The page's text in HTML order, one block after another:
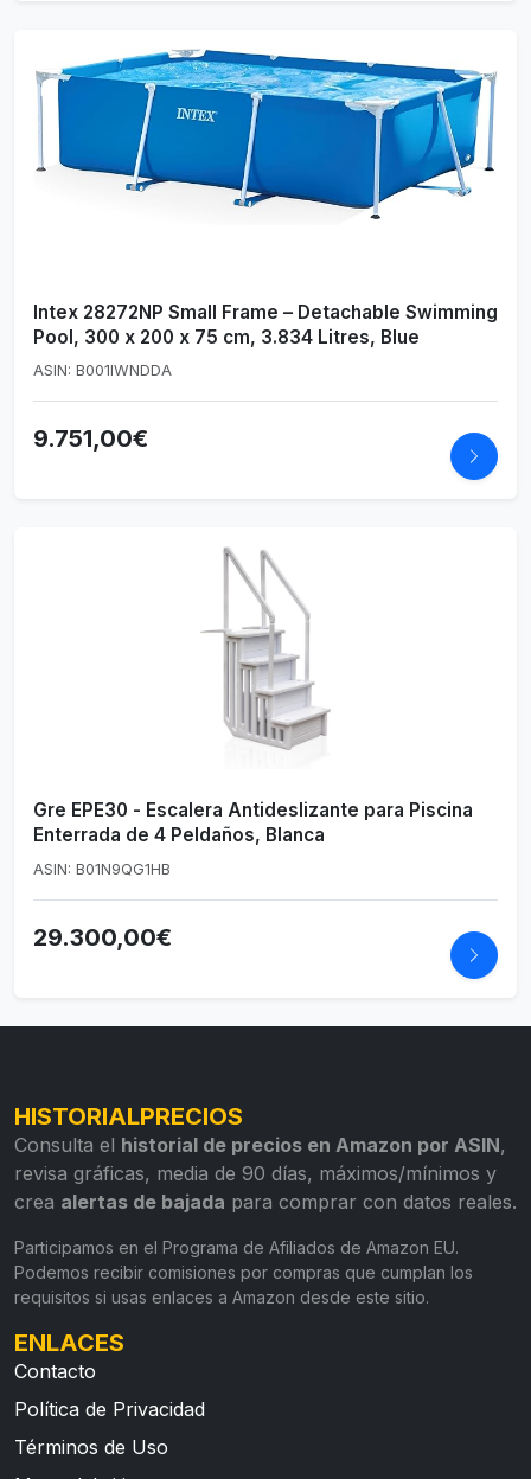
Intex 28272NP Small Frame – Detachable Swimming
Pool, 300 x 200 x 75 cm, 3.834 Litres, Blue
ASIN: B001IWNDDA
9.751,00€
Gre EPE30 - Escalera Antideslizante para Piscina
Enterrada de 4 Peldaños, Blanca
ASIN: B01N9QG1HB
29.300,00€
HISTORIALPRECIOS
Consulta el historial de precios en Amazon por ASIN,
revisa gráficas, media de 90 días, máximos/mínimos y
crea alertas de bajada para comprar con datos reales.
Participamos en el Programa de Afiliados de Amazon EU.
Podemos recibir comisiones por compras que cumplan los
requisitos si usas enlaces a Amazon desde este sitio.
ENLACES
Contacto
Política de Privacidad
Términos de Uso